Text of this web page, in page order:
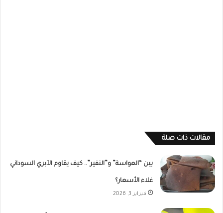
مقالات ذات صلة
بين “العواسة” و”النفير”.. كيف يقاوم الآبري السوداني
غلاء الأسعار؟
فبراير 3, 2026